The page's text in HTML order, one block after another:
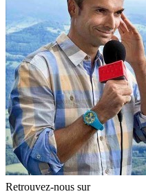
Retrouvez-nous sur